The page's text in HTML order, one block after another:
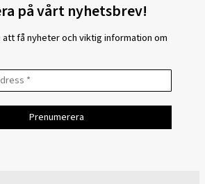
på vårt nyhetsbrev!
att få nyheter och viktig information om